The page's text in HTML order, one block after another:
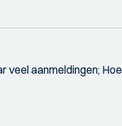
veel aanmeldingen;